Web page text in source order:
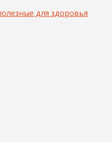
для здоровья